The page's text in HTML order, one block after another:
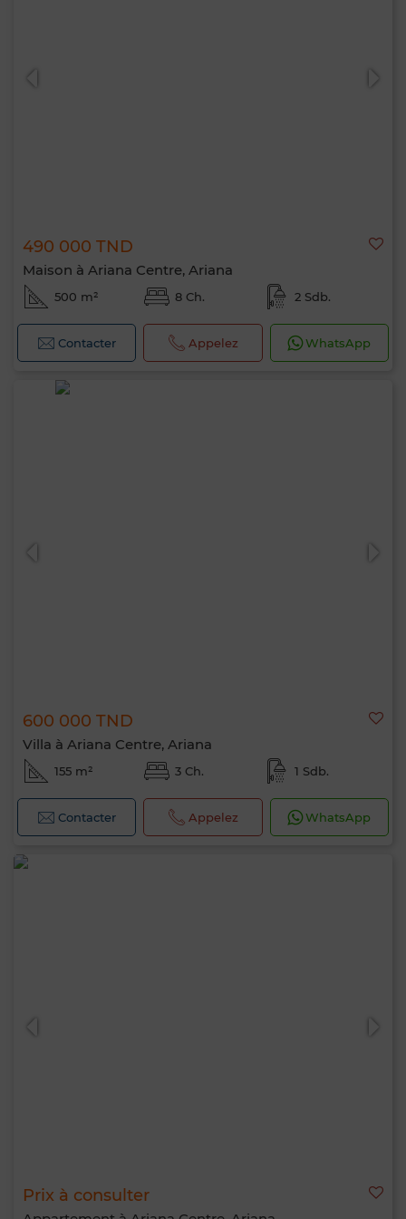
490 000 TND
Maison à Ariana Centre, Ariana
500 m² 8 Ch. 2 Sdb.
Contacter Appelez WhatsApp
600 000 TND
Villa à Ariana Centre, Ariana
155 m² 3 Ch. 1 Sdb.
Contacter Appelez WhatsApp
Prix à consulter